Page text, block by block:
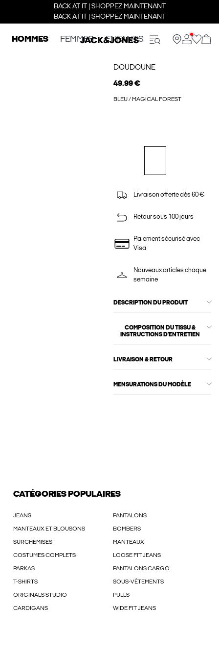
BACK AT IT | SHOPPEZ MAINTENANT
BACK AT IT | SHOPPEZ MAINTENANT
HOMMES FEMMES ENFANTS
DOUDOUNE
49.99 €
BLEU / MAGICAL FOREST
Livraison offerte dès 60 €
Retour sous 100 jours
Paiement sécurisé avec
Visa
Nouveaux articles chaque
semaine
DESCRIPTION DU PRODUIT
COMPOSITION DU TISSU &
INSTRUCTIONS D'ENTRETIEN
LIVRAISON & RETOUR
MENSURATIONS DU MODÈLE
CATÉGORIES POPULAIRES
JEANS PANTALONS
MANTEAUX ET BLOUSONS BOMBERS
SURCHEMISES MANTEAUX
COSTUMES COMPLETS LOOSE FIT JEANS
PARKAS PANTALONS CARGO
T-SHIRTS SOUS-VÊTEMENTS
ORIGINALS STUDIO PULLS
CARDIGANS WIDE FIT JEANS